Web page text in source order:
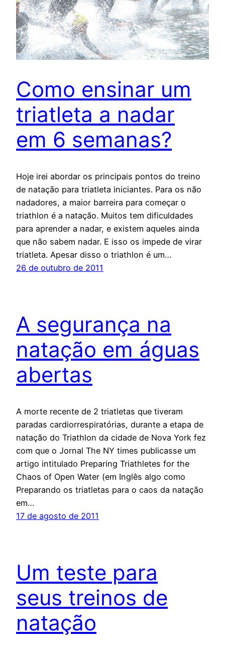
Como ensinar um
triatleta a nadar
em 6 semanas?
Hoje irei abordar os principais pontos do treino
de natação para triatleta iniciantes. Para os não
nadadores, a maior barreira para começar o
triathlon é a natação. Muitos tem dificuldades
para aprender a nadar, e existem aqueles ainda
que não sabem nadar. E isso os impede de virar
triatleta. Apesar disso o triathlon é um…
26 de outubro de 2011
A segurança na
natação em águas
abertas
A morte recente de 2 triatletas que tiveram
paradas cardiorrespiratórias, durante a etapa de
natação do Triathlon da cidade de Nova York fez
com que o Jornal The NY times publicasse um
artigo intitulado Preparing Triathletes for the
Chaos of Open Water (em Inglês algo como
Preparando os triatletas para o caos da natação
em…
17 de agosto de 2011
Um teste para
seus treinos de
natação